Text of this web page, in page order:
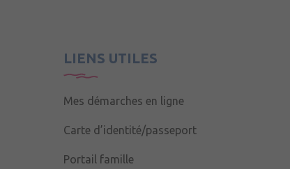
LIENS UTILES
Mes démarches en ligne
Carte d’identité/passeport
Portail famille